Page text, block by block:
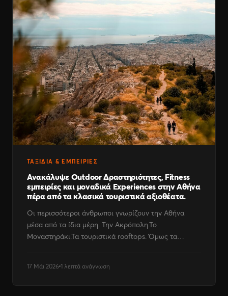
ΤΑΞΊΔΙΑ & ΕΜΠΕΙΡΊΕΣ
Ανακάλυψε Outdoor Δραστηριότητες, Fitness
εμπειρίες και μοναδικά Experiences στην Αθήνα
πέρα από τα κλασικά τουριστικά αξιοθέατα.
Οι περισσότεροι άνθρωποι γνωρίζουν την Αθήνα
μέσα από τα ίδια μέρη. Την Ακρόπολη.Το
Μοναστηράκι.Τα τουριστικά rooftops. Όμως τα…
17 Μάι 2026 1 λεπτά ανάγνωση